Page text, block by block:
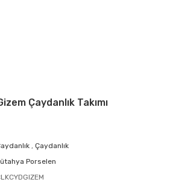
Çaydanlık Takımı
,Çaydanlık
Porselen